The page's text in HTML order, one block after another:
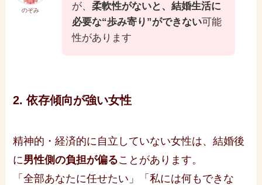
のぞみ
が、柔軟性がないと、結婚生活に
必要な“歩み寄り”ができない可能
性があります
2. 依存傾向が強い女性
精神的・経済的に自立していない女性は、結婚後
に男性側の負担が偏ることがあります。
「全部あなたに任せたい」「私には何もできな